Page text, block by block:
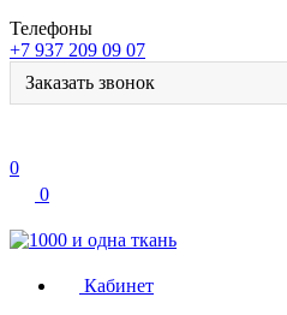
Телефоны
+7 937 209 09 07
Заказать звонок
0
0
Кабинет